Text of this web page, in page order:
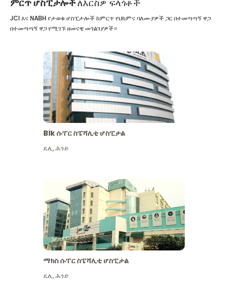
ምርጥ ሆስፒታሎችለእርስዎ ፍላጎቶች
JCI እና NABH የታወቁ ሆስፒታሎች ከምርጥ የህክምና ባለሙያዎች ጋር በተመጣጣኝ ዋጋ
በተመጣጣኝ ዋጋ የሚገኙ ዘመናዊ መገልገያዎች።
Blk ሱፐር ስፔሻሊቲ ሆስፒታል
ዴሊ,ሕንድ
ማክስ ሱፐር ስፔሻሊቲ ሆስፒታል
ዴሊ,ሕንድ